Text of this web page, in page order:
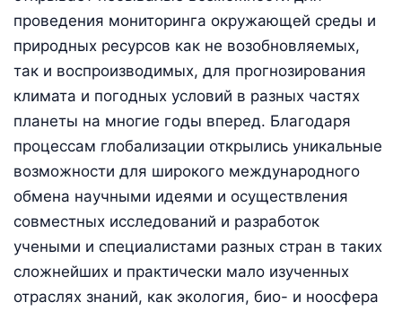
проведения мониторинга окружающей среды и
природных ресурсов как не возобновляемых,
так и воспроизводимых, для прогнозирования
климата и погодных условий в разных частях
планеты на многие годы вперед. Благодаря
процессам глобализации открылись уникальные
возможности для широкого международного
обмена научными идеями и осуществления
совместных исследований и разработок
учеными и специалистами разных стран в таких
сложнейших и практически мало изученных
отраслях знаний, как экология, био- и ноосфера